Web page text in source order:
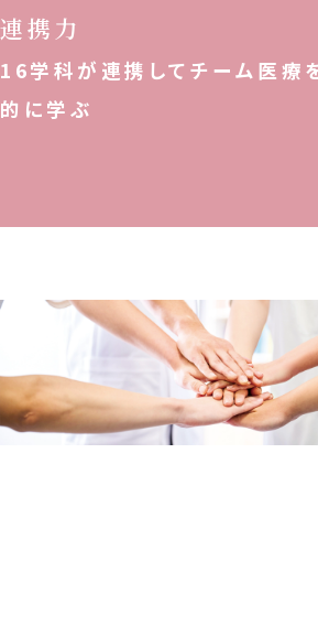
連携力
16学科が連携してチーム医療
的に学ぶ